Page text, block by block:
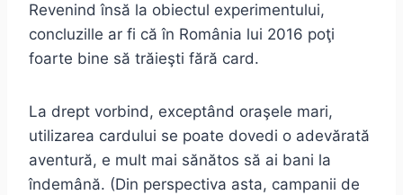
Revenind însă la obiectul experimentului,
concluzille ar fi că în România lui 2016 poţi
foarte bine să trăieşti fără card.
La drept vorbind, exceptând oraşele mari,
utilizarea cardului se poate dovedi o adevărată
aventură, e mult mai sănătos să ai bani la
îndemână. (Din perspectiva asta, campanii de